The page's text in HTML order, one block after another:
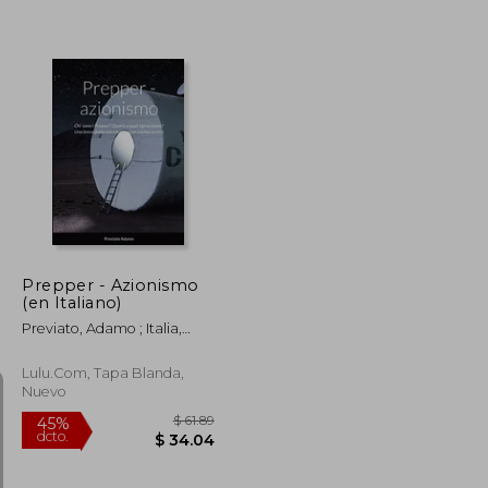
45%
dcto.
Prepper - Azionismo
(en Italiano)
Previato, Adamo ; Italia,
Lulu.com, Tapa Blanda,
Nuevo